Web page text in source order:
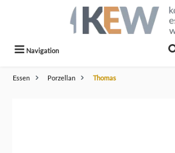
Navigation
Essen Porzellan Thomas